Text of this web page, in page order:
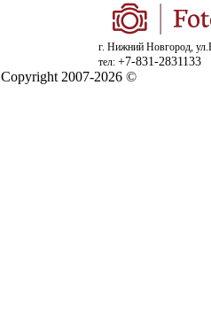
г. Нижний Новгород,
тел: +7-831-2831133
Copyright 2007-2026 ©